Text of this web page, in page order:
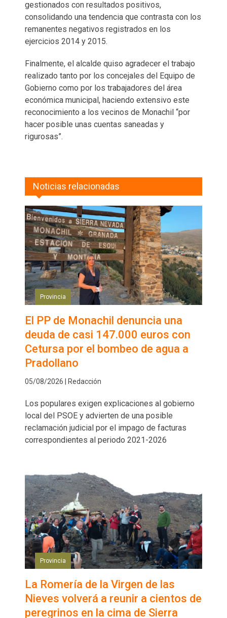
gestionados con resultados positivos,
consolidando una tendencia que contrasta con los
remanentes negativos registrados en los
ejercicios 2014 y 2015.
Finalmente, el alcalde quiso agradecer el trabajo
realizado tanto por los concejales del Equipo de
Gobierno como por los trabajadores del área
económica municipal, haciendo extensivo este
reconocimiento a los vecinos de Monachil “por
hacer posible unas cuentas saneadas y
rigurosas”.
Noticias relacionadas
Provincia
El PP de Monachil denuncia una
deuda de casi 147.000 euros con
Cetursa por el bombeo de agua a
Pradollano
05/08/2026 | Redacción
Los populares exigen explicaciones al gobierno
local del PSOE y advierten de una posible
reclamación judicial por el impago de facturas
correspondientes al periodo 2021-2026
Provincia
La Romería de la Virgen de las
Nieves volverá a reunir a cientos de
peregrinos en la cima de Sierra